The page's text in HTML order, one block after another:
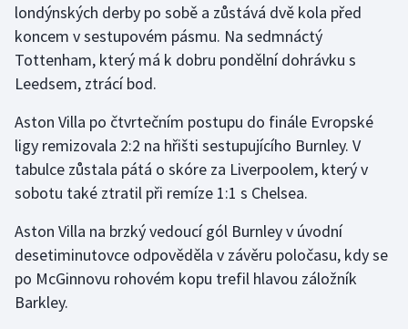
Judo
Krasobruslení
Lyže a snowboard
Moderní pětiboj
Motorsport
Olympijské hry
londýnských derby po sobě a zůstává dvě kola před
koncem v sestupovém pásmu. Na sedmnáctý
Tottenham, který má k dobru pondělní dohrávku s
Leedsem, ztrácí bod.
Aston Villa po čtvrtečním postupu do finále Evropské
ligy remizovala 2:2 na hřišti sestupujícího Burnley. V
tabulce zůstala pátá o skóre za Liverpoolem, který v
sobotu také ztratil při remíze 1:1 s Chelsea.
Aston Villa na brzký vedoucí gól Burnley v úvodní
desetiminutovce odpověděla v závěru poločasu, kdy se
po McGinnovu rohovém kopu trefil hlavou záložník
Barkley.